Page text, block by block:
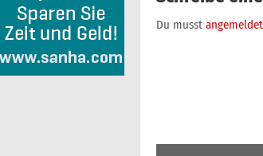
Du musst angemeldet